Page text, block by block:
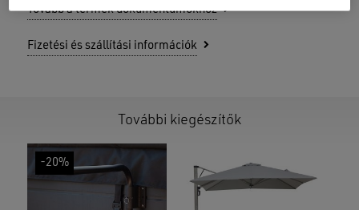
Tovább a termék dokumentumokhoz
Fizetési és szállítási információk
További kiegészítők
-20%